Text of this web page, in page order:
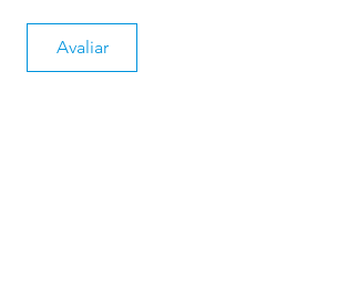
Avaliar